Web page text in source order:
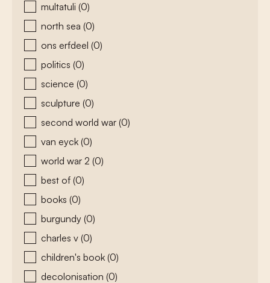
multatuli (0)
north sea (0)
ons erfdeel (0)
politics (0)
science (0)
sculpture (0)
second world war (0)
van eyck (0)
world war 2 (0)
best of (0)
books (0)
burgundy (0)
charles v (0)
children's book (0)
decolonisation (0)